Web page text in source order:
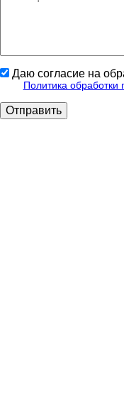
Даю согласие на
Политика